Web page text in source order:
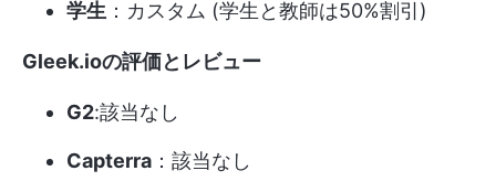
学生 ：カスタム (学生と教師は50%割引)
Gleek.ioの評価とレビュー
G2:該当なし
Capterra ：該当なし